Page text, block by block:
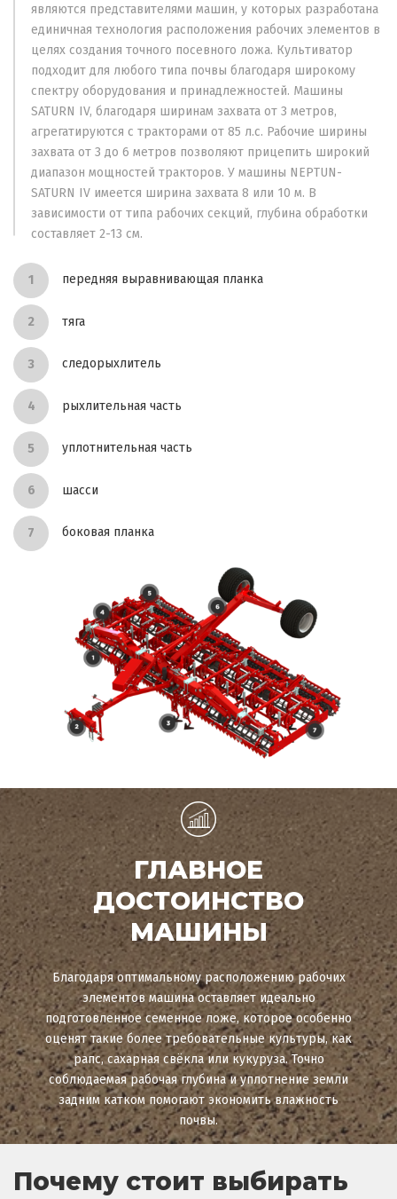
являются представителями машин, у которых разработана
единичная технология расположения рабочих элементов в
целях создания точного посевного ложа. Культиватор
подходит для любого типа почвы благодаря широкому
спектру оборудования и принадлежностей. Машины
SATURN IV, благодаря ширинам захвата от 3 метров,
агрегатируются с тракторами от 85 л.с. Рабочие ширины
захвата от 3 до 6 метров позволяют прицепить широкий
диапазон мощностей тракторов. У машины NEPTUN-
SATURN IV имеется ширина захвата 8 или 10 м. В
зависимости от типа рабочих секций, глубина обработки
составляет 2-13 см.
передняя выравнивающая планка
тяга
следорыхлитель
рыхлительная часть
уплотнительная часть
шасси
боковая планка
ГЛАВНОЕ
ДОСТОИНСТВО
МАШИНЫ
Благодаря оптимальному расположению рабочих
элементов машина оставляет идеально
подготовленное семенное ложе, которое особенно
оценят такие более требовательные культуры, как
рапс, сахарная свёкла или кукуруза. Точно
соблюдаемая рабочая глубина и уплотнение земли
задним катком помогают экономить влажность
почвы.
Почему стоит выбирать